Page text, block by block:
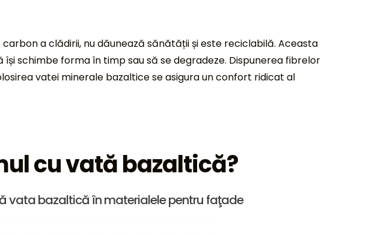
a clădirii, nu dăunează sănătății și este reciclabilă. Aceasta
schimbe forma în timp sau să se degradeze. Dispunerea fibrelor
vatei minerale bazaltice se asigura un confort ridicat al
cu vată bazaltică?
vata bazaltică în materialele pentru faţade